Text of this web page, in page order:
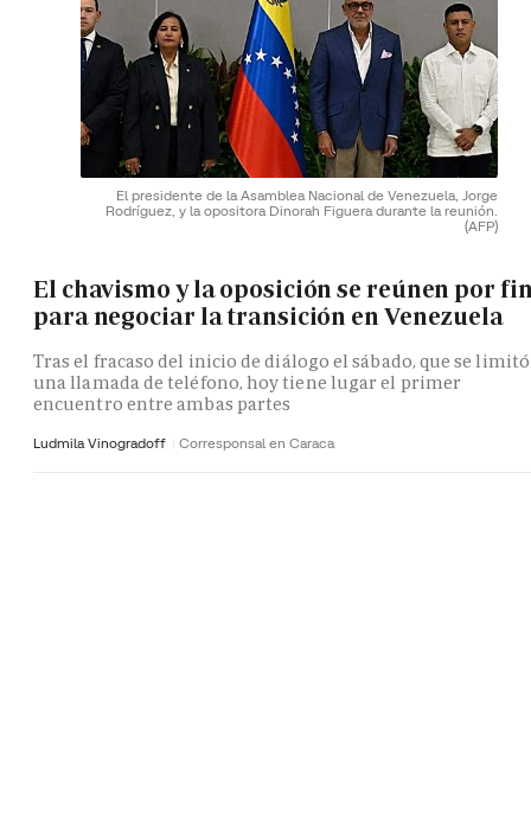
El presidente de la Asamblea Nacional de Venezuela, Jorge
Rodríguez, y la opositora Dinorah Figuera durante la reunión.
(AFP)
El chavismo y la oposición se reúnen por
para negociar la transición en Venezuela
Tras el fracaso del inicio de diálogo el sábado, que se
una llamada de teléfono, hoy tiene lugar el primer
encuentro entre ambas partes
Ludmila Vinogradoff Corresponsal en Caraca